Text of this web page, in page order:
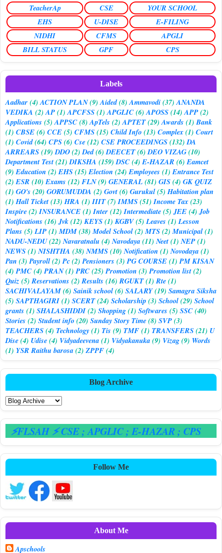
TeacherAp CSE
YOUR SCHOOL
EHS
U-DISE
E-FILING
NIDHI
CFMS
APGLI
BILL STATUS
GPF CPS
Labels
Aadhar(4) ACTION PLAN(9) Aided(8) Ammavodi(37) ANANDA
VEDIKA (2) AP(1) APCFSS(1) APGLIC(6) APOSS(14) APP(2)
Applications (5) APPSC(8) ApTels (2) APTET(29) Awards (1) Bank
(1) CBSE(6) CCE(5) CFMS(15) Child Info(13) Complex(1) Court
(1) Covid(64) CPS(6) Cse(12) CSE PROCEEDINGS(132) DA
ARREARS(19) DDO(2) Ded(6) DEECET(6) DEO VIZAG(10)
Department Test(21) DIKSHA (159) DSC(4) E-HAZAR (6) Eamcet
(9) Education (2) EHS(15) Election (24) Employees (1) Entrance Test
(2) ESR (10) Exams (12) FLN(9) GENERAL(81) GIS(4) GK QUIZ
(1) GO's (20) GORUMUDDA (2) Govt(6) Gurukul(5) Habitation plan
(1) Hall Ticket(13) HRA (1) IIIT(7) IMMS(51) Income Tax(23)
Inspire(2) INSURANCE(1) Inter(12) Intermediate(5) JEE(4) Job
Notifications (16) Jvk(12) KEYS(1) KGBV(5) Leaves (1) Lesson
Plans (5) LIP(1) MDM(38) Model School(2) MTS(2) Municipal(1)
NADU-NEDU(22) Navaratnalu (4) Navodaya(11) Neet(1) NEP(1)
NEWS(1) NISHTHA (38) NMMS(10) Notification (1) Novodaya(1)
Pan (3) Payroll(2) Pc(2) Pensioners (3) PG COURSE(1) PM KISAN
(4) PMC(4) PRAN(1) PRC(25) Promotion (3) Promotion list(2)
Quiz(5) Reservations (2) Results (16) RGUKT(1) Rte(1)
SACHIVALAYAM(6) Sainik school(6) SALARY(19) Samagra Siksha
(5) SAPTHAGIRI(1) SCERT(24) Scholarship(3) School(29) School
grants (1) SHALASHIDDI(2) Shopping(1) Softwares (5) SSC(40)
Stories (2) Student info(20) Sunday Story Time(8) SVP(3)
TEACHERS(4) Technology(1) Tis (9) TMF(1) TRANSFERS(21) U
Dise(4) Udise(4) Vidyadeevena(1) Vidyakanuka(9) Vizag(9) Words
(1) YSR Raithu barosa(2) ZPPF(4)
Blog Archive
⚡ CSE; APGLIC; E-HAZAR; CPS
Follow Me
About Me
Apschools